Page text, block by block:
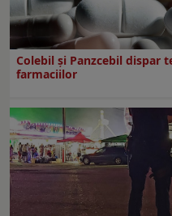
Colebil și Panzcebil dispar
farmaciilor